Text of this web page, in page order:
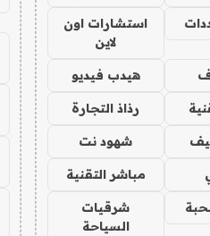
استشارات اون
لاين
هيدب فيديو
رذاذ التجارة
شهود نت
مباشر التقنية
شرقيات
السياحة